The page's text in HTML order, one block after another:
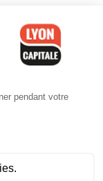
-Politique de